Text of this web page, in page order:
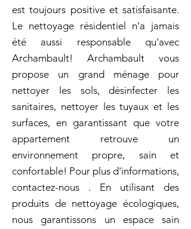
est toujours positive et satisfaisante.
Le nettoyage résidentiel n'a jamais
été aussi responsable qu'avec
Archambault! Archambault vous
propose un grand ménage pour
nettoyer les sols, désinfecter les
sanitaires, nettoyer les tuyaux et les
surfaces, en garantissant que votre
appartement retrouve un
environnement propre, sain et
confortable! Pour plus d'informations,
contactez-nous . En utilisant des
produits de nettoyage écologiques,
nous garantissons un espace sain